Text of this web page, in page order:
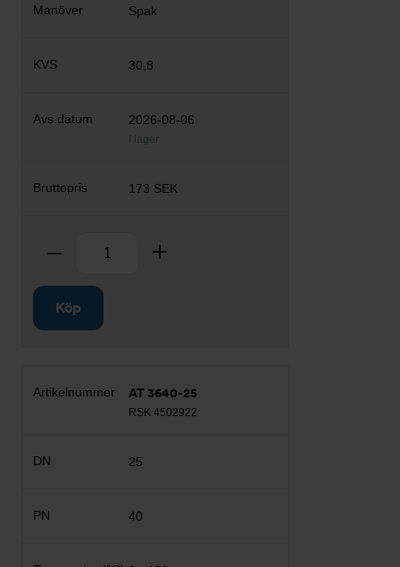
Spak
30,8
2026-08-06
I lager
173 SEK
Ta bort
Köp
AT 3640-25
RSK 4502922
25
40